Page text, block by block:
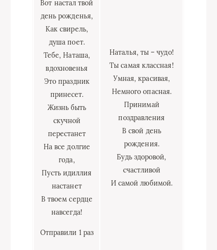
Вот настал твой
день рожденья,
Как свирель,
душа поет.
Тебе, Наташа,
вдохновенья
Это праздник
принесет.
Жизнь быть
скучной
перестанет
На все долгие
года,
Пусть идиллия
настанет
В твоем сердце
навсегда!
Отправили 1 раз
Наталья, ты – чудо!
Ты самая классная!
Умная, красивая,
Немного опасная.
Принимай
поздравления
В свой день
рождения.
Будь здоровой,
счастливой
И самой любимой.